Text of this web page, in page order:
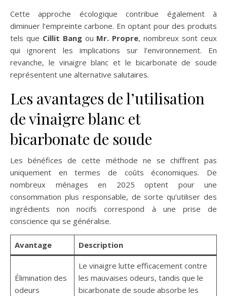
Cette approche écologique contribue également à
diminuer l’empreinte carbone. En optant pour des produits
tels que Cillit Bangou Mr. Propre, nombreux sont ceux
qui ignorent les implications sur l’environnement. En
revanche, le vinaigre blanc et le bicarbonate de soude
représentent une alternative salutaires.
Les avantages de l’utilisation
de vinaigre blanc et
bicarbonate de soude
Les bénéfices de cette méthode ne se chiffrent pas
uniquement en termes de coûts économiques. De
nombreux ménages en 2025 optent pour une
consommation plus responsable, de sorte qu’utiliser des
ingrédients non nocifs correspond à une prise de
conscience qui se généralise.
Avantage Description
Élimination des
odeurs
Le vinaigre lutte efficacement contre
les mauvaises odeurs, tandis que le
bicarbonate de soude absorbe les